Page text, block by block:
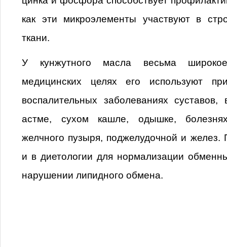
как эти микроэлементы участвуют в
ткани.
У кунжутного масла весьма
медицинских целях его используют
воспалительных заболеваниях суставов,
астме, сухом кашле, одышке,
желчного пузыря, поджелудочной и желез.
и в диетологии для нормализации
нарушении липидного обмена.